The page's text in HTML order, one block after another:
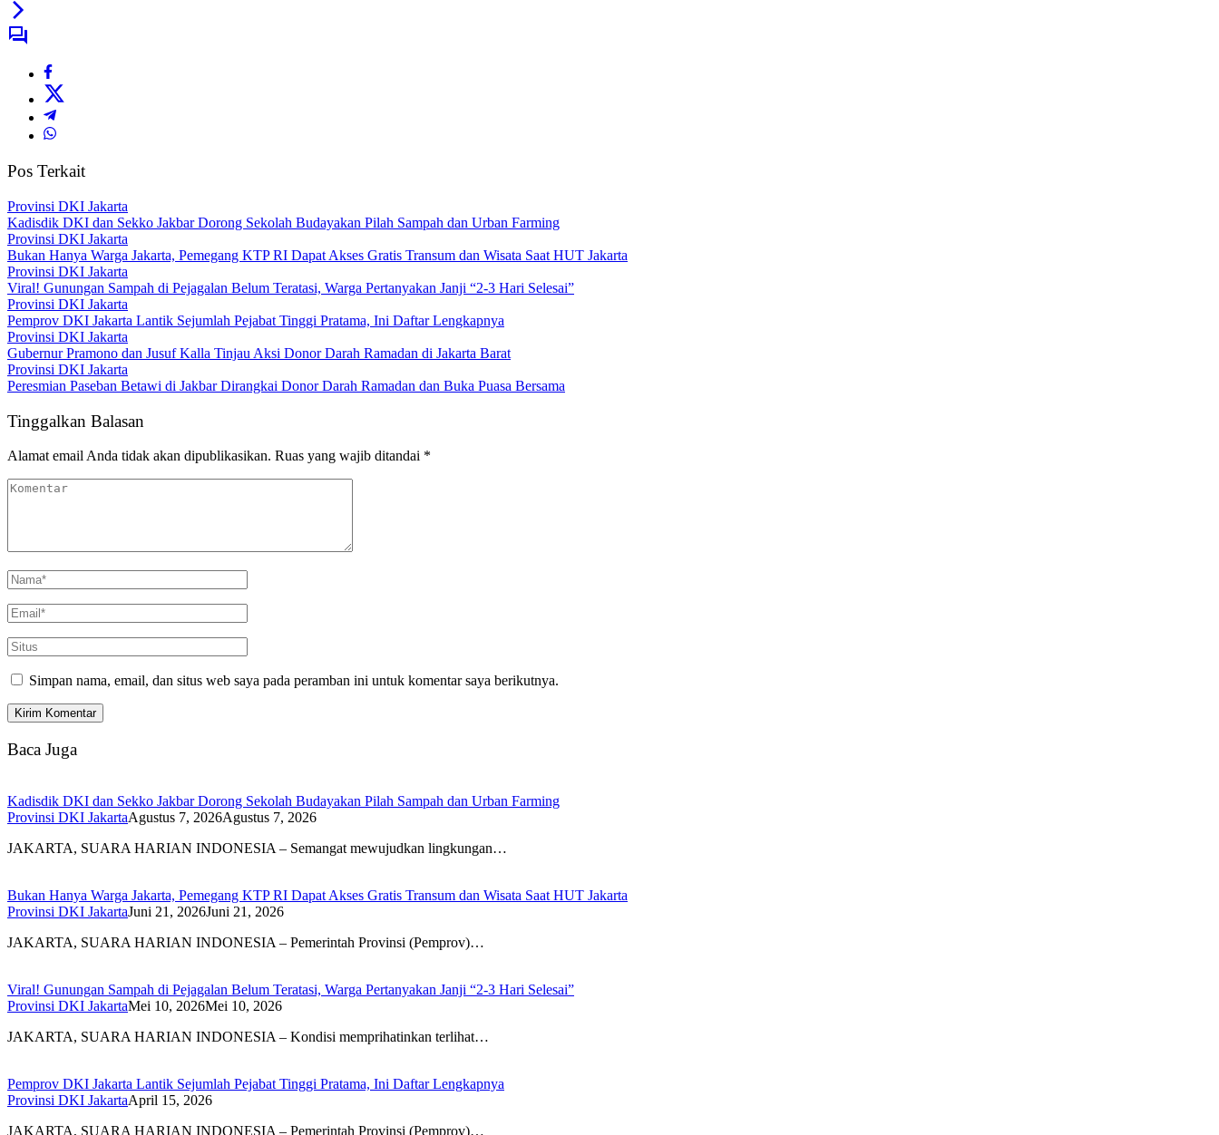
Pos Terkait
Provinsi DKI Jakarta
Kadisdik DKI dan Sekko Jakbar Dorong Sekolah Budayakan Pilah Sampah dan Urban Farming
Provinsi DKI Jakarta
Bukan Hanya Warga Jakarta, Pemegang KTP RI Dapat Akses Gratis Transum dan Wisata Saat HUT Jakarta
Provinsi DKI Jakarta
Viral! Gunungan Sampah di Pejagalan Belum Teratasi, Warga Pertanyakan Janji “2-3 Hari Selesai”
Provinsi DKI Jakarta
Pemprov DKI Jakarta Lantik Sejumlah Pejabat Tinggi Pratama, Ini Daftar Lengkapnya
Provinsi DKI Jakarta
Gubernur Pramono dan Jusuf Kalla Tinjau Aksi Donor Darah Ramadan di Jakarta Barat
Provinsi DKI Jakarta
Peresmian Paseban Betawi di Jakbar Dirangkai Donor Darah Ramadan dan Buka Puasa Bersama
Tinggalkan Balasan
Alamat email Anda tidak akan dipublikasikan. Ruas yang wajib ditandai *
Simpan nama, email, dan situs web saya pada peramban ini untuk komentar saya berikutnya.
Baca Juga
Kadisdik DKI dan Sekko Jakbar Dorong Sekolah Budayakan Pilah Sampah dan Urban Farming
Provinsi DKI JakartaAgustus 7, 2026Agustus 7, 2026
JAKARTA, SUARA HARIAN INDONESIA – Semangat mewujudkan lingkungan…
Bukan Hanya Warga Jakarta, Pemegang KTP RI Dapat Akses Gratis Transum dan Wisata Saat HUT Jakarta
Provinsi DKI JakartaJuni 21, 2026Juni 21, 2026
JAKARTA, SUARA HARIAN INDONESIA – Pemerintah Provinsi (Pemprov)…
Viral! Gunungan Sampah di Pejagalan Belum Teratasi, Warga Pertanyakan Janji “2-3 Hari Selesai”
Provinsi DKI JakartaMei 10, 2026Mei 10, 2026
JAKARTA, SUARA HARIAN INDONESIA – Kondisi memprihatinkan terlihat…
Pemprov DKI Jakarta Lantik Sejumlah Pejabat Tinggi Pratama, Ini Daftar Lengkapnya
Provinsi DKI JakartaApril 15, 2026
JAKARTA, SUARA HARIAN INDONESIA – Pemerintah Provinsi (Pemprov)…